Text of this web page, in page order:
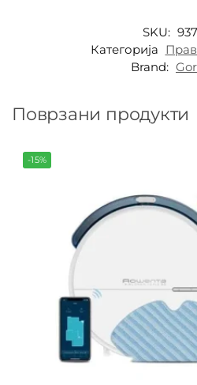
SKU:
Категорија
Brand:
Поврзани продукти
-15%